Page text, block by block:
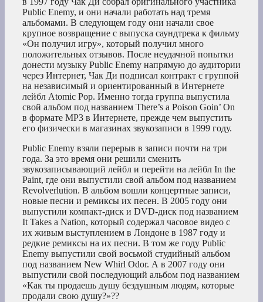
Public Enemy, и они начали работать над тремя
альбомами. В следующем году они начали свое
крупное возвращение с выпуска саундтрека к фильму
«Он получил игру», который получил много
положительных отзывов. После неудачной попытки
донести музыку Public Enemy напрямую до аудитории
через Интернет, Чак Ди подписал контракт с группой
на независимый и ориентированный в Интернете
лейбл Atomic Pop. Именно тогда группа выпустила
свой альбом под названием There’s a Poison Goin’ On
в формате MP3 в Интернете, прежде чем выпустить
его физически в магазинах звукозаписи в 1999 году.
Public Enemy взяли перерыв в записи почти на три
года. За это время они решили сменить
звукозаписывающий лейбл и перейти на лейбл In the
Paint, где они выпустили свой альбом под названием
Revolverlution. В альбом вошли концертные записи,
новые песни и ремиксы их песен. В 2005 году они
выпустили компакт-диск и DVD-диск под названием
It Takes a Nation, который содержал часовое видео с
их живым выступлением в Лондоне в 1987 году и
редкие ремиксы на их песни. В том же году Public
Enemy выпустили свой восьмой студийный альбом
под названием New Whirl Odor. А в 2007 году они
выпустили свой последующий альбом под названием
«Как ты продаешь душу бездушным людям, которые
продали свою душу?»??